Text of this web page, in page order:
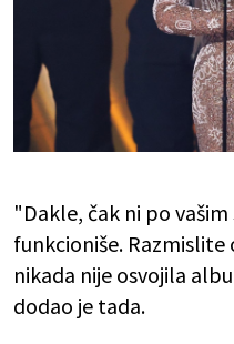
"Dakle, čak ni po
funkcioniše. Razmislite
nikada nije osvojila
dodao je tada.